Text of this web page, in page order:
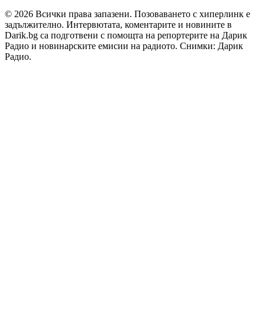
© 2026 Всички права запазени. Позоваването с хиперлинк е
задължително. Интервютата, коментарите и новините в
Darik.bg са подготвени с помощта на репортерите на Дарик
Радио и новинарските емисии на радиото. Снимки: Дарик
Радио.